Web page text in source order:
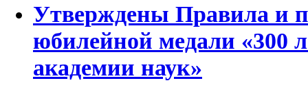
Утверждены Правила и
юбилейной медали «300
академии наук»